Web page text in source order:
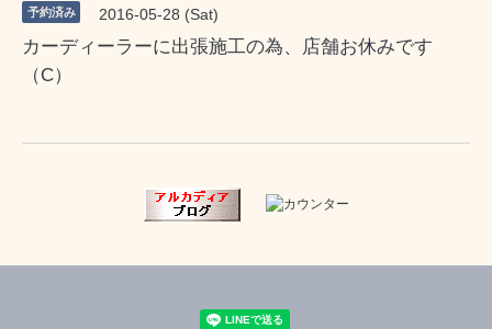
予約済み 2016-05-28 (Sat)
カーディーラーに出張施工の為、店舗お休みです
（C）